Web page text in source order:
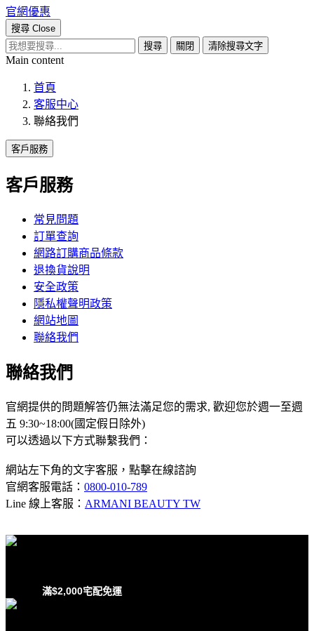
官網優惠
搜尋 Close
搜尋
關閉 清除搜尋文字
Main content
首頁
客服中心
聯絡我們
客戶服務
客戶服務
常見問題
訂單查詢
網路訂購商品條款
退換貨說明
安全政策
隱私權聲明政策
網站地圖
聯絡我們
聯絡我們
官網提供的問題解答仍無法滿足您的需求, 歡迎您於週一至週
五 9:30~18:00(國定假日除外)
可以透過以下方式聯繫我們：
網站左下角的文字客服，點擊在線諮詢
官網客服電話： 0800-010-789
Line 線上客服： ARMANI BEAUTY TW
滿$2,000宅配免運